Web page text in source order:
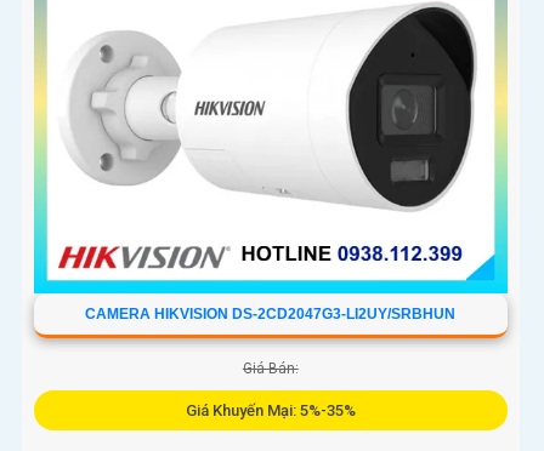
CAMERA HIKVISION DS-2CD2047G3-LI2UY/SRBHUN
Giá Bán:
Giá Khuyến Mại: 5%-35%